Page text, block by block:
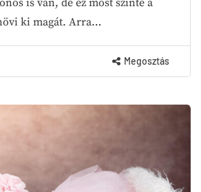
ki magát. Arra…
Megosztás